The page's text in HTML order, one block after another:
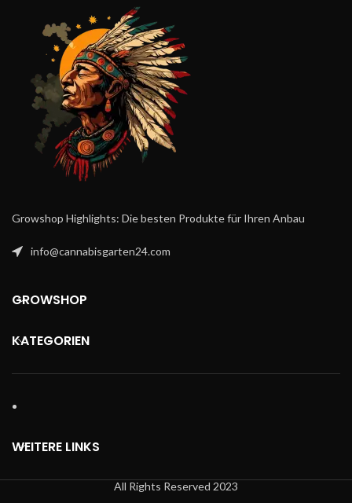
Growshop Highlights: Die besten Produkte für Ihren Anbau
info@cannabisgarten24.com
GROWSHOP
KATEGORIEN
WEITERE LINKS
All Rights Reserved 2023